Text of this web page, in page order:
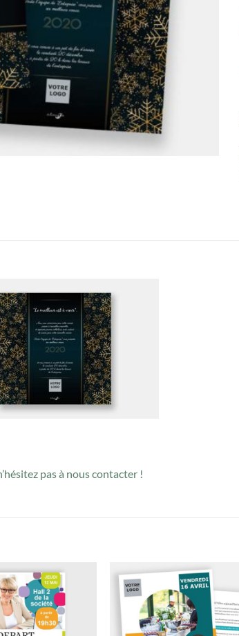
pas à nous contacter !